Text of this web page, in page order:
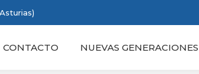
CONTACTO NUEVAS GENERACIONES